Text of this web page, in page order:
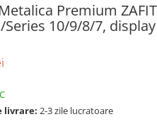
Premium
10/9/8/7,
livrare: 2-3 zile lucratoare